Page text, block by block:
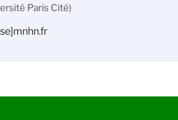
Paris Cité)